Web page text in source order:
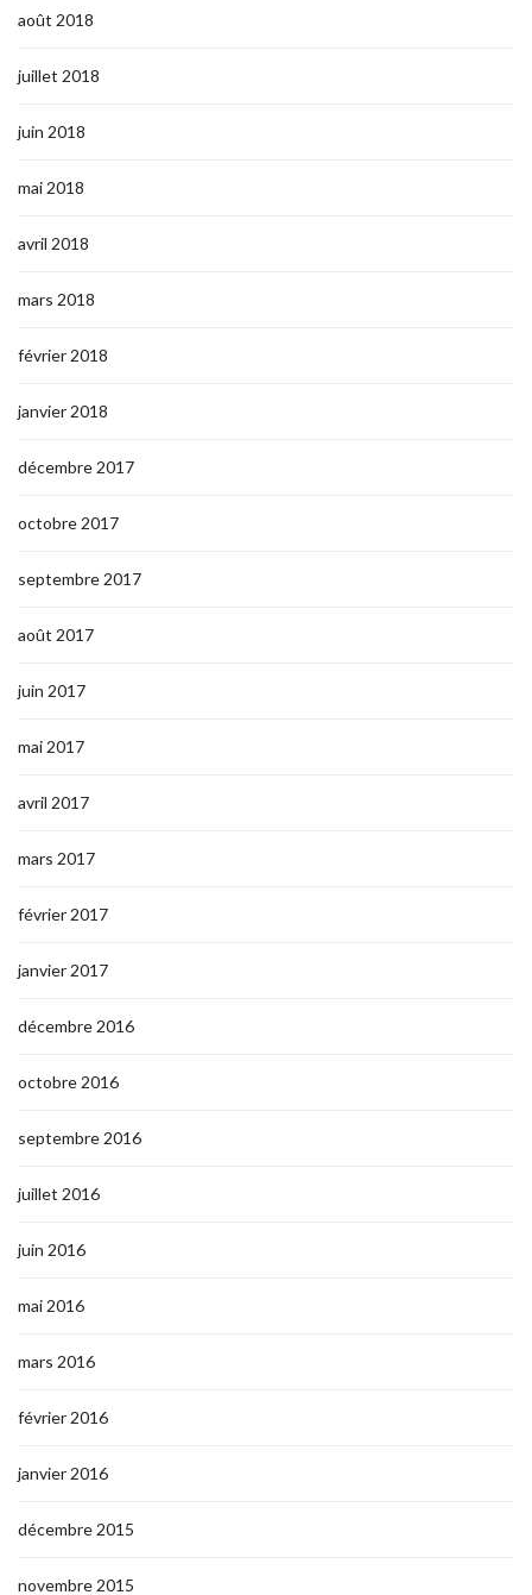
août 2018
juillet 2018
juin 2018
mai 2018
avril 2018
mars 2018
février 2018
janvier 2018
décembre 2017
octobre 2017
septembre 2017
août 2017
juin 2017
mai 2017
avril 2017
mars 2017
février 2017
janvier 2017
décembre 2016
octobre 2016
septembre 2016
juillet 2016
juin 2016
mai 2016
mars 2016
février 2016
janvier 2016
décembre 2015
novembre 2015